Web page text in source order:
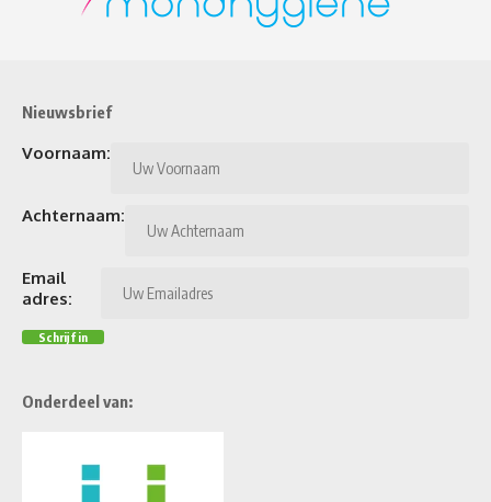
Nieuwsbrief
Voornaam:
Achternaam:
Email
adres:
Onderdeel van: